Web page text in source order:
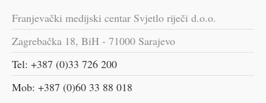
Franjevački medijski centar Svjetlo riječi d.o.o.
Zagrebačka 18, BiH - 71000 Sarajevo
Tel: +387 (0)33 726 200
Mob: +387 (0)60 33 88 018